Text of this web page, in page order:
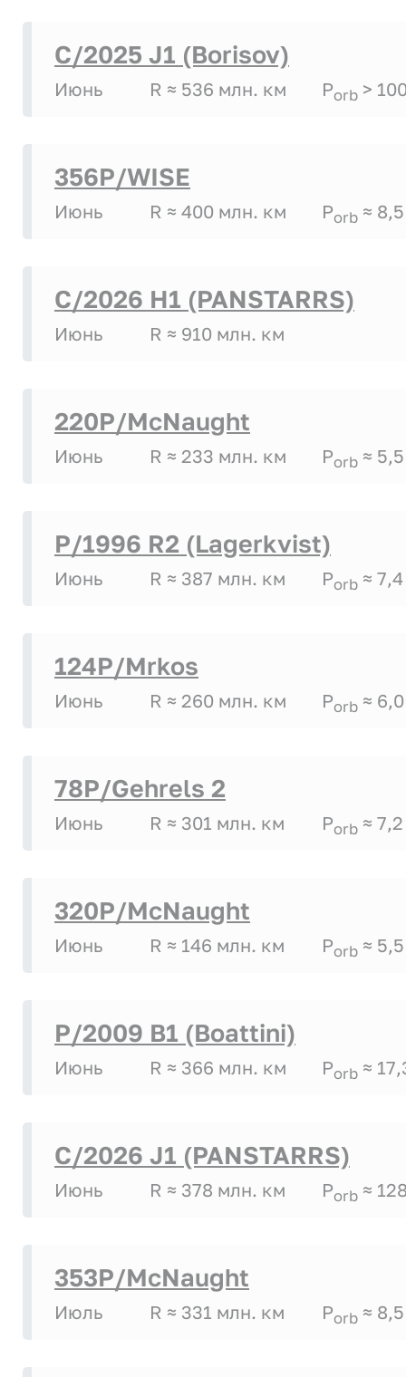
C/2025 J1 (Borisov)
Июнь R ≈ 536 млн. км Porb >
356P/WISE
Июнь R ≈ 400 млн. км Porb ≈ 8,5
C/2026 H1 (PANSTARRS)
Июнь R ≈ 910 млн. км
220P/McNaught
Июнь R ≈ 233 млн. км Porb ≈ 5,5
P/1996 R2 (Lagerkvist)
Июнь R ≈ 387 млн. км Porb ≈ 7,4
124P/Mrkos
Июнь R ≈ 260 млн. км Porb ≈ 6,0
78P/Gehrels 2
Июнь R ≈ 301 млн. км Porb ≈ 7,2
320P/McNaught
Июнь R ≈ 146 млн. км Porb ≈ 5,5
P/2009 B1 (Boattini)
Июнь R ≈ 366 млн. км Porb ≈
C/2026 J1 (PANSTARRS)
Июнь R ≈ 378 млн. км Porb ≈
353P/McNaught
Июль R ≈ 331 млн. км Porb ≈ 8,5